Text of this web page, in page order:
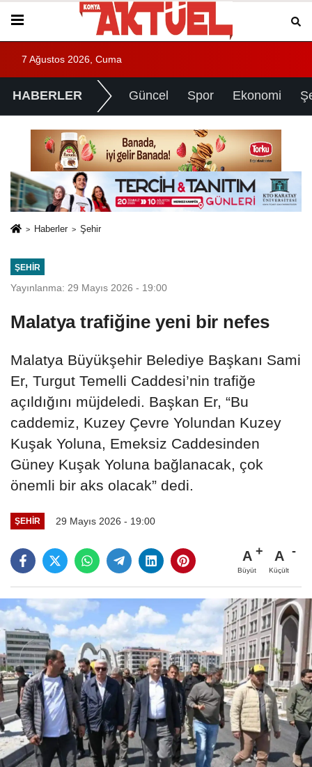
7 Ağustos 2026, Cuma
HABERLER Güncel Spor Ekonomi
Haberler Şehir
ŞEHIR
Yayınlanma: 29 Mayıs 2026 - 19:00
Malatya trafiğine yeni bir nefes
Malatya Büyükşehir Belediye Başkanı Sami
Er, Turgut Temelli Caddesi’nin trafiğe
açıldığını müjdeledi. Başkan Er, “Bu
caddemiz, Kuzey Çevre Yolundan Kuzey
Kuşak Yoluna, Emeksiz Caddesinden
Güney Kuşak Yoluna bağlanacak, çok
önemli bir aks olacak” dedi.
ŞEHIR 29 Mayıs 2026 - 19:00
A
Büyüt
A
Küçült